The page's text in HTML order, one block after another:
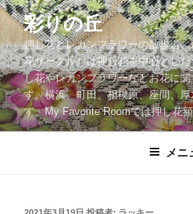
コ
ン
テ
ン
ツ
へ
ス
彩りの丘
押し花とレカンフラワーの散歩道
花サークル）は押し花を中心とし
し花やレカンフラワーなどお花に
す。横浜、町田、相模原、座間、
す。My Favorite Roomでは押し花
メニ
投
2021年3月19日 投稿者: ラッキー